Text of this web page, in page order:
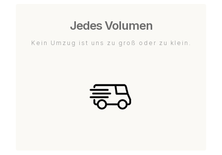
Jedes Volumen
Kein Umzug ist uns zu groß oder zu klein.